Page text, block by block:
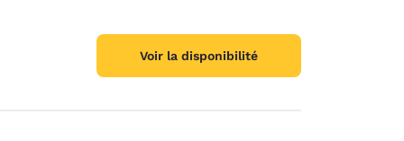
Voir la disponibilité